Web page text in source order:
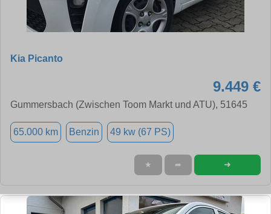
Kia Picanto
9.449 €
Gummersbach (Zwischen Toom Markt und ATU), 51645
65.000 km Benzin 49 kw (67 PS)
★ ➦ ➜